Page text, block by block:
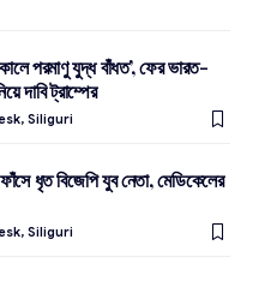
পরমাণু যুদ্ধ বাঁধত’, ফের ভারত-
দাবি ট্রাম্পের
Siliguri
ধৃত বিজেপি যুব নেতা, মেডিকেলের
Siliguri